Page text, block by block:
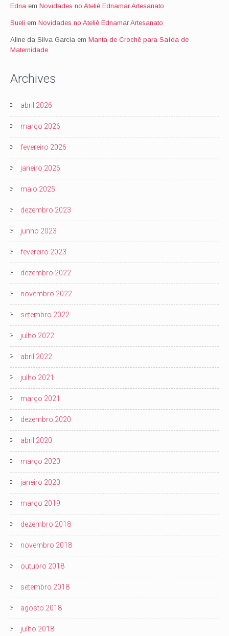
Edna em Novidades no Ateliê Ednamar Artesanato
Sueli em Novidades no Ateliê Ednamar Artesanato
Aline da Silva Garcia em Manta de Crochê para Saída de
Maternidade
Archives
abril 2026
março 2026
fevereiro 2026
janeiro 2026
maio 2025
dezembro 2023
junho 2023
fevereiro 2023
dezembro 2022
novembro 2022
setembro 2022
julho 2022
abril 2022
julho 2021
março 2021
dezembro 2020
abril 2020
março 2020
janeiro 2020
março 2019
dezembro 2018
novembro 2018
outubro 2018
setembro 2018
agosto 2018
julho 2018